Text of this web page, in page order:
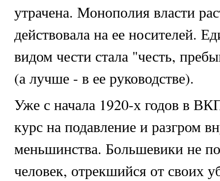
утрачена. Монополия власти
действовала на ее носителей.
видом чести стала "честь,
(а лучше - в ее руководстве).
Уже с начала 1920-х годов в
курс на подавление и разгром
меньшинства. Большевики не
человек, отрекшийся от своих